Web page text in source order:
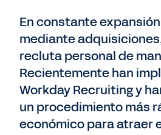
En constante
mediante
recluta personal de
Recientemente han
Workday Recruiting y
un procedimiento más
económico para atraer